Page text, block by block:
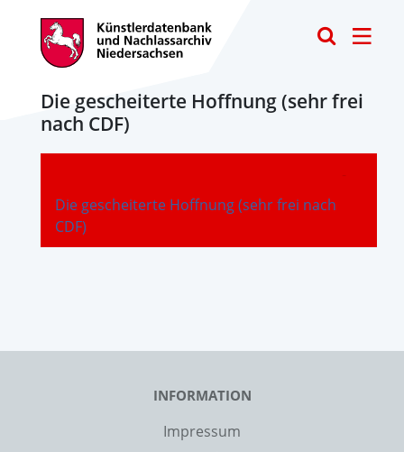
Die gescheiterte Hoffnung (sehr frei
nach CDF)
Die gescheiterte Hoffnung (sehr frei nach
CDF)
-
INFORMATION
Impressum